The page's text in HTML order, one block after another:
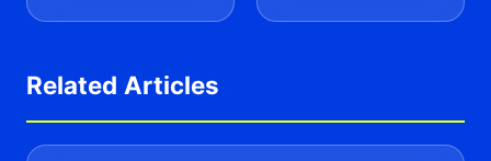
Related Articles